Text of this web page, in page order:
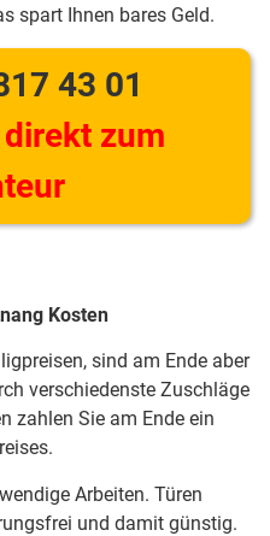
spart Ihnen bares Geld.
43 01
zum
Kosten
sind am Ende aber
verschiedenste Zuschläge
zahlen Sie am Ende ein
Arbeiten. Türen
und damit günstig.